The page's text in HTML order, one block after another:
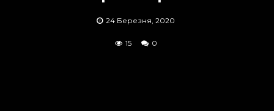
24 Березня, 2020
15 0